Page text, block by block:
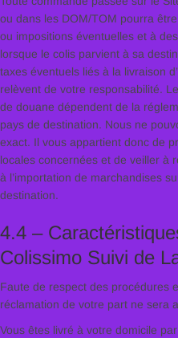
ou dans les DOM/TOM pourra
ou impositions éventuelles et à
lorsque le colis parvient à sa
taxes éventuels liés à la livraison
relèvent de votre responsabilité.
de douane dépendent de la
pays de destination. Nous ne
exact. Il vous appartient donc de
locales concernées et de veiller à
à l’importation de marchandises
destination.
4.4 –
Colissimo Suivi de
Faute de respect des procédures
réclamation de votre part ne sera
Vous êtes livré à votre domicile